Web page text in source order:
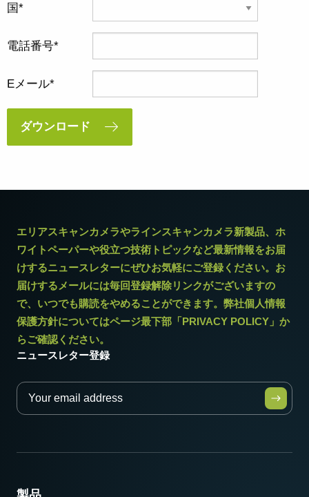
国
電話番号
Eメール
ダウンロード
エリアスキャンカメラやラインスキャンカメラ新製品、ホ
ワイトペーパーや役立つ技術トピックなど最新情報をお届
けするニュースレターにぜひお気軽にご登録ください。お
届けするメールには毎回登録解除リンクがございますの
で、いつでも購読をやめることができます。弊社個人情報
保護方針についてはページ最下部「PRIVACY POLICY」か
らご確認ください。
ニュースレター登録